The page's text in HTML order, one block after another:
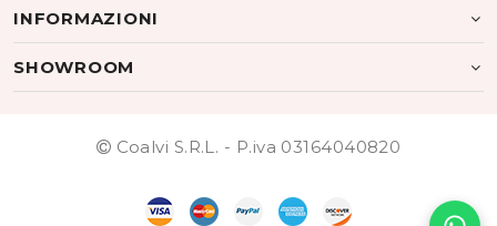
INFORMAZIONI
SHOWROOM
Coalvi S.R.L. - P.iva 03164040820